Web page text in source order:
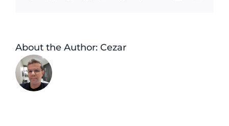
About the Author: Cezar